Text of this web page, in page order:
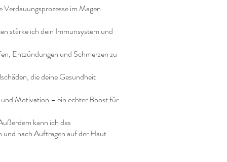
im Magen
stärke ich dein Immunsystem und
Entzündungen und Schmerzen zu
die deine Gesundheit
Motivation – ein echter Boost für
kann ich das
und nach Auftragen auf der Haut